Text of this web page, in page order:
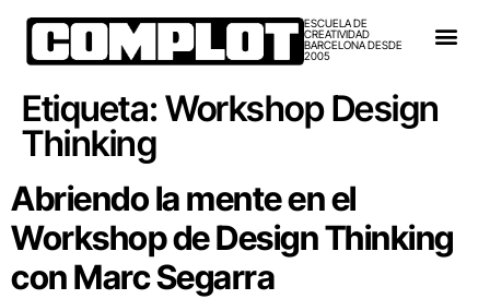
ESCUELA DE
CREATIVIDAD
BARCELONA DESDE
2005
Etiqueta: Workshop Design
Thinking
Abriendo la mente en el
Workshop de Design Thinking
con Marc Segarra